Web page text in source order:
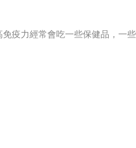
疫力經常會吃一些保健品，一
抵御病毒、細菌和真菌；出汗能
強。